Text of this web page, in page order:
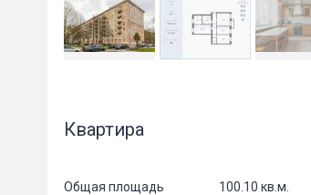
Квартира
Общая площадь 100.10 кв.м.